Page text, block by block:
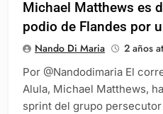
Michael Matthews es
podio de Flandes por
Nando Di Maria 2 años
Por @Nandodimaria El
Alula, Michael Matthews,
sprint del grupo